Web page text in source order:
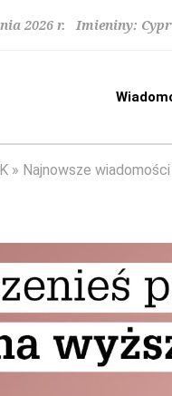
2026 r. Imieniny:
Najnowsze wiadomości